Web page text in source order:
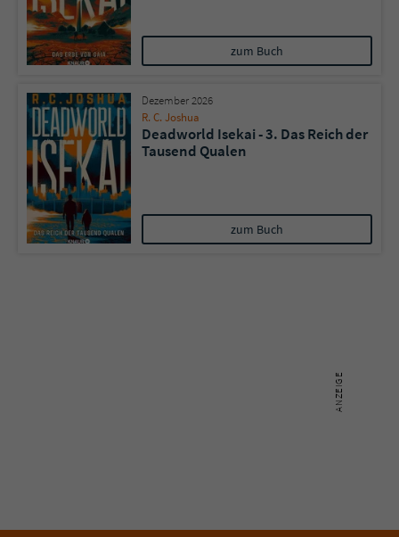
zum Buch
Dezember 2026
R. C. Joshua
Deadworld Isekai - 3. Das Reich der
Tausend Qualen
zum Buch
Name tx_pwcomments_ahash
Laufzeit 1 Jahr
Zweck Cookie für Kommentare einzelner Buchtitel
Name fe_typo_user